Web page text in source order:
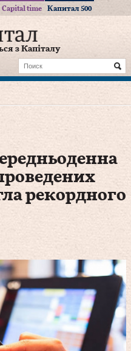
Capital time Капитал 500
з Капіталу
рекордного